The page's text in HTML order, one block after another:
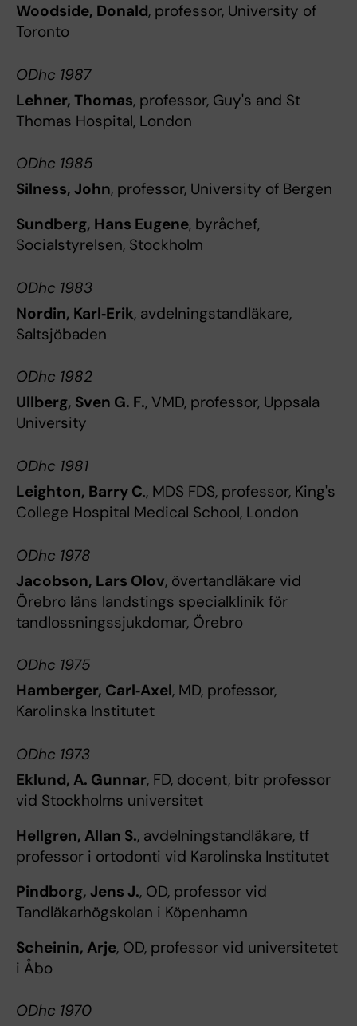
Woodside, Donald, professor, University of
Toronto
ODhc 1987
Lehner, Thomas, professor, Guy's and St
Thomas Hospital, London
ODhc 1985
Silness, John, professor, University of Bergen
Sundberg, Hans Eugene, byråchef,
Socialstyrelsen, Stockholm
ODhc 1983
Nordin, Karl‐Erik, avdelningstandläkare,
Saltsjöbaden
ODhc 1982
Ullberg, Sven G. F., VMD, professor, Uppsala
University
ODhc 1981
Leighton, Barry C., MDS FDS, professor, King's
College Hospital Medical School, London
ODhc 1978
Jacobson, Lars Olov, övertandläkare vid
Örebro läns landstings specialklinik för
tandlossningssjukdomar, Örebro
ODhc 1975
Hamberger, Carl‐Axel, MD, professor,
Karolinska Institutet
ODhc 1973
Eklund, A. Gunnar, FD, docent, bitr professor
vid Stockholms universitet
Hellgren, Allan S., avdelningstandläkare, tf
professor i ortodonti vid Karolinska Institutet
Pindborg, Jens J., OD, professor vid
Tandläkarhögskolan i Köpenhamn
Scheinin, Arje, OD, professor vid universitetet
i Åbo
ODhc 1970